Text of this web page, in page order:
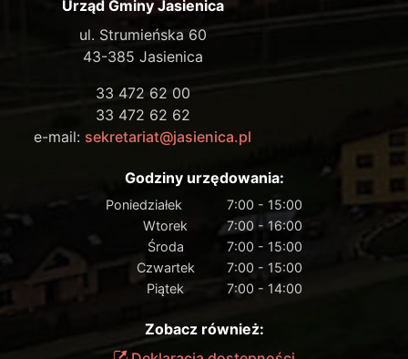
Urząd Gminy Jasienica
ul. Strumieńska 60
43-385 Jasienica
33 472 62 00
33 472 62 62
e-mail: sekretariat@jasienica.pl
Godziny urzędowania:
Poniedziałek
7:00 - 15:00
Wtorek
7:00 - 16:00
Środa
7:00 - 15:00
Czwartek
7:00 - 15:00
Piątek
7:00 - 14:00
Zobacz również: